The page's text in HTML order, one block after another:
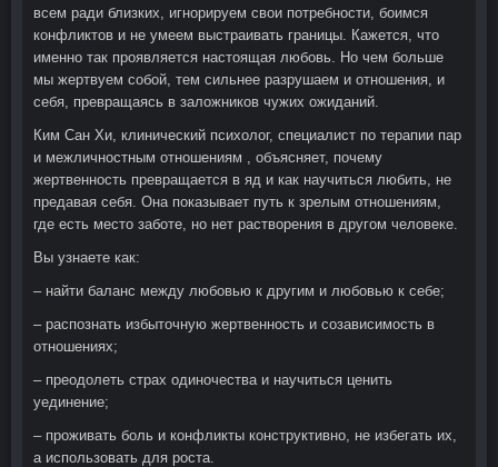
всем ради близких, игнорируем свои потребности, боимся
конфликтов и не умеем выстраивать границы. Кажется, что
именно так проявляется настоящая любовь. Но чем больше
мы жертвуем собой, тем сильнее разрушаем и отношения, и
себя, превращаясь в заложников чужих ожиданий.
Ким Сан Хи, клинический психолог, специалист по терапии пар
и межличностным отношениям , объясняет, почему
жертвенность превращается в яд и как научиться любить, не
предавая себя. Она показывает путь к зрелым отношениям,
где есть место заботе, но нет растворения в другом человеке.
Вы узнаете как:
– найти баланс между любовью к другим и любовью к себе;
– распознать избыточную жертвенность и созависимость в
отношениях;
– преодолеть страх одиночества и научиться ценить
уединение;
– проживать боль и конфликты конструктивно, не избегать их,
а использовать для роста.